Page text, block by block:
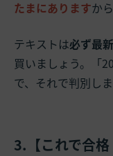
たまにありますか
テキストは必ず最
買いましょう。「
で、それで判別しま
3.【これで合